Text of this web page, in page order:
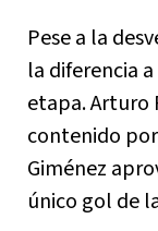
Pese a la
la diferencia
etapa. Arturo
contenido
Giménez
único gol de